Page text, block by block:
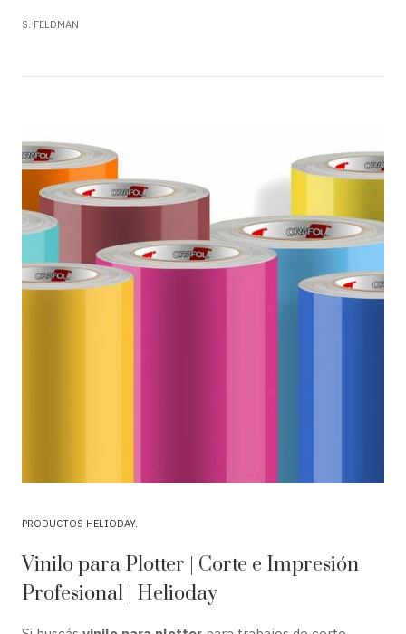
S. FELDMAN
PRODUCTOS HELIODAY
Vinilo para Plotter | Corte e Impresión
Profesional | Helioday